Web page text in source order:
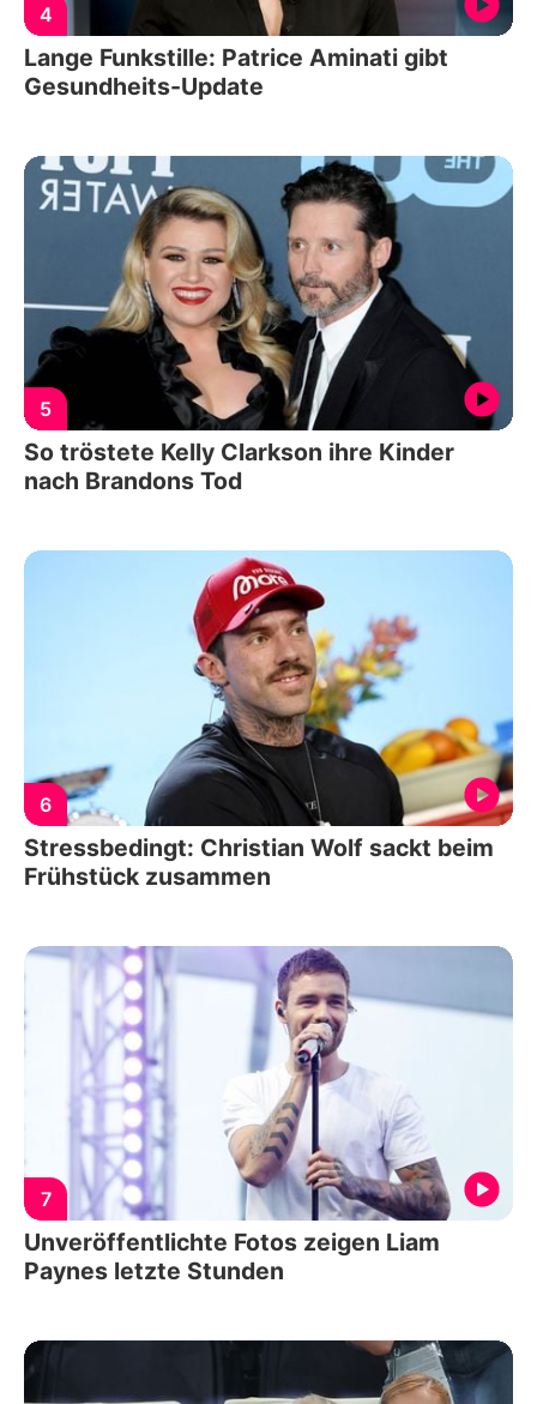
4
Lange Funkstille: Patrice Aminati gibt
Gesundheits-Update
5
So tröstete Kelly Clarkson ihre Kinder
nach Brandons Tod
6
Stressbedingt: Christian Wolf sackt beim
Frühstück zusammen
7
Unveröffentlichte Fotos zeigen Liam
Paynes letzte Stunden